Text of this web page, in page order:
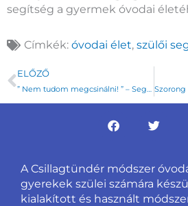
segítség a gyermek óvodai
Címkék: óvodai élet, szülői
Előző
ELŐZŐ
” Nem tudom megcsinálni! ” – Segítsünk, de okosan!
A Csillagtündér módszer
gyerekek szülei számára
kialakított és használt